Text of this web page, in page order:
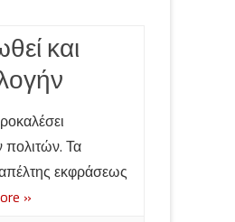
και
πολιτών. Τα
εκφράσεως
»